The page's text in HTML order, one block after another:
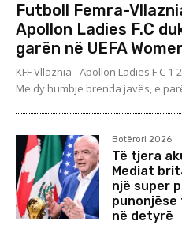
Futboll Femra-
Apollon Ladies F.C
garën në UEFA
KFF Vllaznia - Apollon Ladies F.C 1-
Me dy humbje brenda javës, e
Botërori 2026
Të tjera
Mediat
një super
punonjëse
në detyrë